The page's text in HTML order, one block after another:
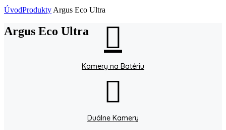
ÚvodProdukty Argus Eco Ultra
Argus Eco Ultra
Kamery na Batériu
Duálne Kamery